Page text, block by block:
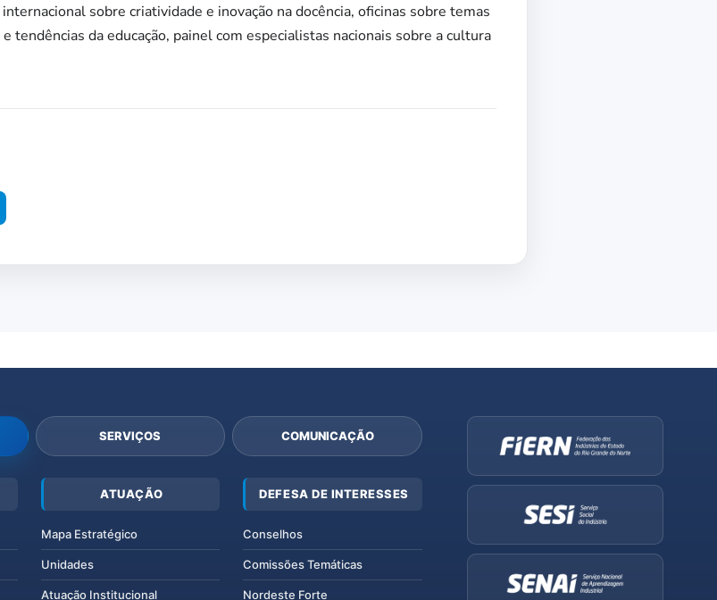
sobre criatividade e inovação na docência, oficinas sobre temas
tendências da educação, painel com especialistas nacionais sobre a cultura
SERVIÇOS COMUNICAÇÃO
ATUAÇÃO
Mapa Estratégico
Unidades
Atuação Institucional
DEFESA DE INTERESSES
Conselhos
Comissões Temáticas
Nordeste Forte